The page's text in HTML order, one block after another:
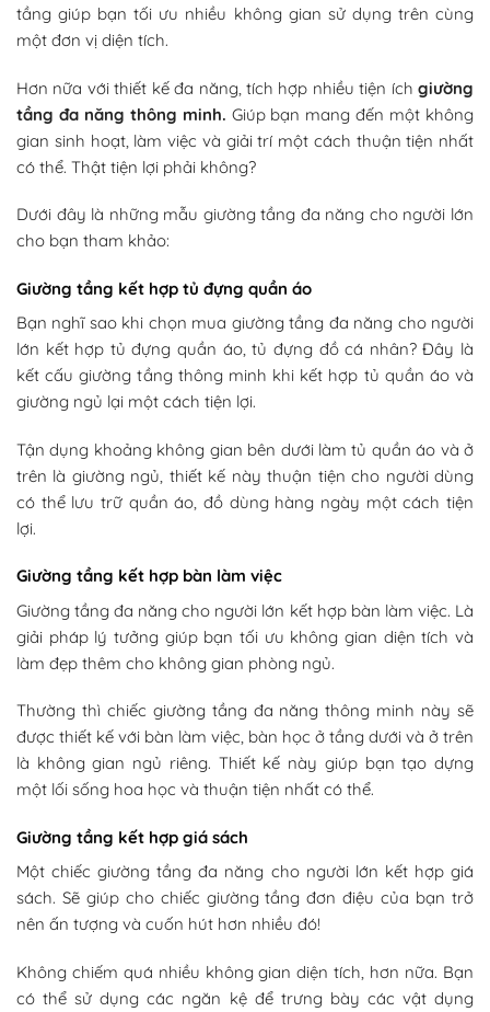
tầng giúp bạn tối ưu nhiều không gian sử dụng trên cùng
một đơn vị diện tích.
Hơn nữa với thiết kế đa năng, tích hợp nhiều tiện ích giường
tầng đa năng thông minh. Giúp bạn mang đến một không
gian sinh hoạt, làm việc và giải trí một cách thuận tiện nhất
có thể. Thật tiện lợi phải không?
Dưới đây là những mẫu giường tầng đa năng cho người lớn
cho bạn tham khảo:
Giường tầng kết hợp tủ đựng quần áo
Bạn nghĩ sao khi chọn mua giường tầng đa năng cho người
lớn kết hợp tủ đựng quần áo, tủ đựng đồ cá nhân? Đây là
kết cấu giường tầng thông minh khi kết hợp tủ quần áo và
giường ngủ lại một cách tiện lợi.
Tận dụng khoảng không gian bên dưới làm tủ quần áo và ở
trên là giường ngủ, thiết kế này thuận tiện cho người dùng
có thể lưu trữ quần áo, đồ dùng hàng ngày một cách tiện
lợi.
Giường tầng kết hợp bàn làm việc
Giường tầng đa năng cho người lớn kết hợp bàn làm việc. Là
giải pháp lý tưởng giúp bạn tối ưu không gian diện tích và
làm đẹp thêm cho không gian phòng ngủ.
Thường thì chiếc giường tầng đa năng thông minh này sẽ
được thiết kế với bàn làm việc, bàn học ở tầng dưới và ở trên
là không gian ngủ riêng. Thiết kế này giúp bạn tạo dựng
một lối sống hoa học và thuận tiện nhất có thể.
Giường tầng kết hợp giá sách
Một chiếc giường tầng đa năng cho người lớn kết hợp giá
sách. Sẽ giúp cho chiếc giường tầng đơn điệu của bạn trở
nên ấn tượng và cuốn hút hơn nhiều đó!
Không chiếm quá nhiều không gian diện tích, hơn nữa. Bạn
có thể sử dụng các ngăn kệ để trưng bày các vật dụng